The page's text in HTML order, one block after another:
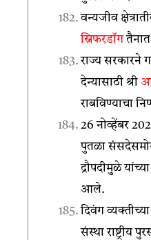
वन्यजीव
स्निफरडॉग
राज्य सरकारने
देन्यासाठी श्री
राबविण्याचा
26 नोव्हेंबर
पुतळा संसदेसमोर
द्रौपदीमुळे
आले.
दिवंग
संस्था राष्ट्रीय